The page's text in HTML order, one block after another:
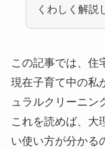
くわしく解説
この記事では、住
現在子育て中の私
ュラルクリーニン
これを読めば、大
い使い方が分かる